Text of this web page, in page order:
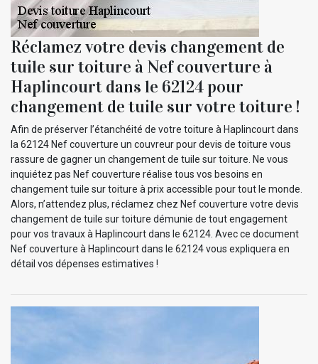
Réclamez votre devis changement de
tuile sur toiture à Nef couverture à
Haplincourt dans le 62124 pour
changement de tuile sur votre toiture !
Afin de préserver l’étanchéité de votre toiture à Haplincourt dans
la 62124 Nef couverture un couvreur pour devis de toiture vous
rassure de gagner un changement de tuile sur toiture. Ne vous
inquiétez pas Nef couverture réalise tous vos besoins en
changement tuile sur toiture à prix accessible pour tout le monde.
Alors, n’attendez plus, réclamez chez Nef couverture votre devis
changement de tuile sur toiture démunie de tout engagement
pour vos travaux à Haplincourt dans le 62124. Avec ce document
Nef couverture à Haplincourt dans le 62124 vous expliquera en
détail vos dépenses estimatives !